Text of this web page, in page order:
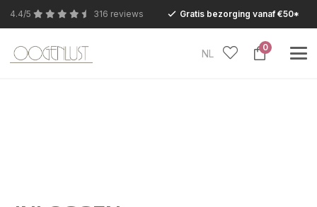
4.4/5 316 reviews Gratis bezorging vanaf €50*
NL
0
In verband met de zomervakantie is onze